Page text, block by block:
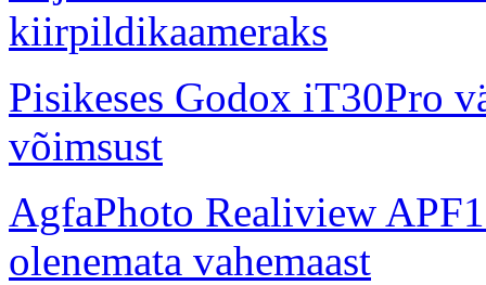
kiirpildikaameraks
Pisikeses Godox iT30Pro
võimsust
AgfaPhoto Realiview
olenemata vahemaast